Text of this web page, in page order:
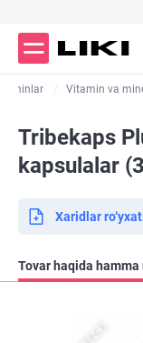
Vitamin va
Tribekaps
kapsulalar
Xaridlar
Tovar haqida hamma